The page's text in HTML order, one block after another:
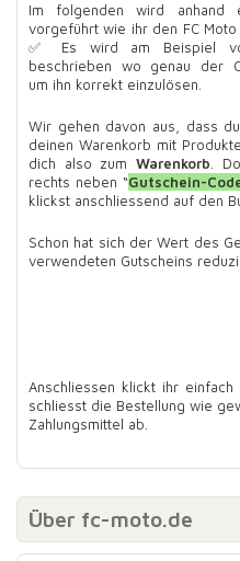
Im folgenden wird anhand
vorgeführt wie ihr den FC
✅ Es wird am Beispiel
beschrieben wo genau der
um ihn korrekt einzulösen.
Wir gehen davon aus, dass
deinen Warenkorb mit
dich also zum Warenkorb .
rechts neben “Gutschein-
klickst anschliessend auf den
Schon hat sich der Wert des
verwendeten Gutscheins
Anschliessen klickt ihr
schliesst die Bestellung wie
Zahlungsmittel ab.
Über fc-moto.de